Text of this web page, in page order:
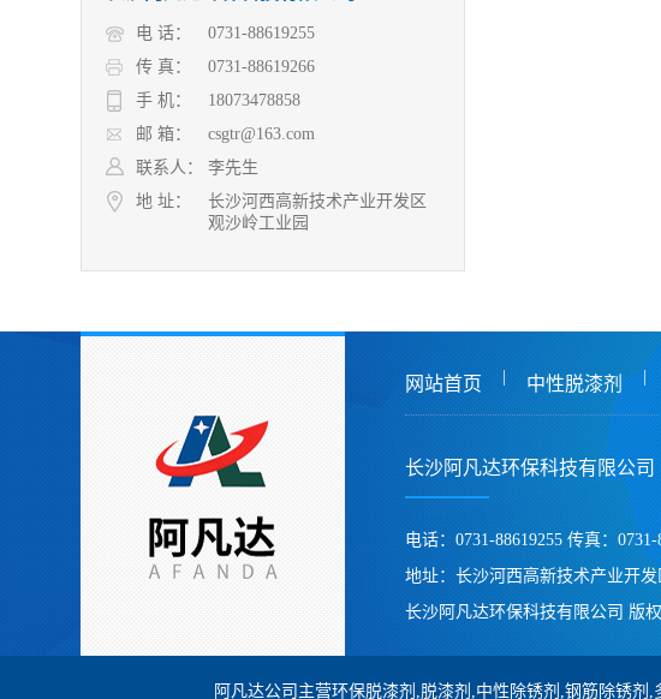
电 话：
0731-88619255
传 真：
0731-88619266
手 机：
18073478858
邮 箱：
csgtr@163.com
联系人：
李先生
地 址：
长沙河西高新技术产业开发区
观沙岭工业园
网站首页 中性脱漆剂
长沙阿凡达环保科技有限公司
电话：0731-88619255 传真：
地址：长沙河西高新技术产业开
长沙阿凡达环保科技有限公司 版
阿凡达公司主营环保脱漆剂,脱漆剂,中性除锈剂,钢筋除锈剂